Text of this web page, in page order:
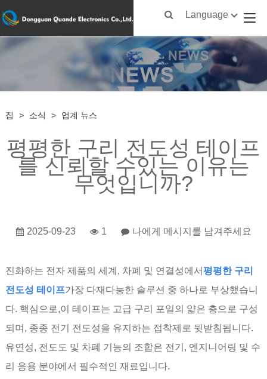
Language
집 > 소식 > 업계 뉴스
평평한 구리 전도성 테이프
를 신뢰할 수있는 이유는
무엇입니까?
2025-09-23 1 나에게 메시지를 남겨주세요
진화하는 전자 제품의 세계, 차폐 및 연결성에서평평한 구리
전도성 테이프가장 다재다능한 솔루션 중 하나로 부상했습니
다. 핵심으로,이 테이프는 고급 구리 포일의 얇은 층으로 구성
되며, 종종 전기 전도성을 유지하는 접착제로 뒷받침됩니다.
유연성, 전도도 및 차폐 기능의 조합은 전기, 엔지니어링 및 수
리 응용 분야에서 필수적인 재료입니다.